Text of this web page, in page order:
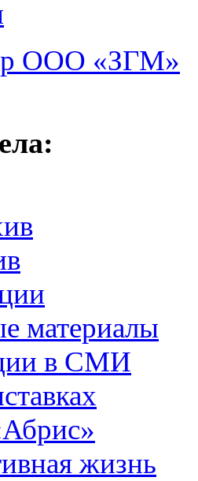
ООО «ЗГМ»
материалы
в СМИ
жизнь